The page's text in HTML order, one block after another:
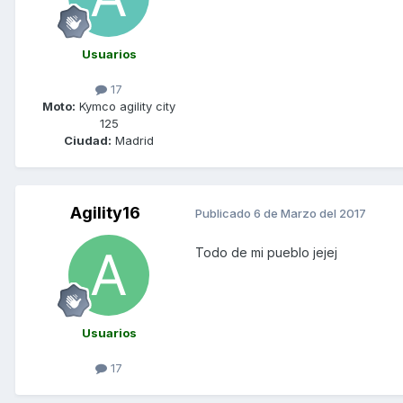
Usuarios
17
Moto: Kymco agility city
125
Ciudad: Madrid
Agility16
Usuarios
17
Publicado 6 de Marzo del 2017
Todo de mi pueblo jejej